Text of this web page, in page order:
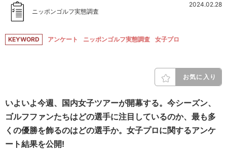
ニッポンゴルフ実態調査
2024.02.28
KEYWORD アンケート ニッポンゴルフ実態調査 女子プロ
お気に入り
いよいよ今週、国内女子ツアーが開幕する。今シーズン、
ゴルフファンたちはどの選手に注目しているのか、最も多
くの優勝を飾るのはどの選手か。女子プロに関するアンケ
ート結果を公開!